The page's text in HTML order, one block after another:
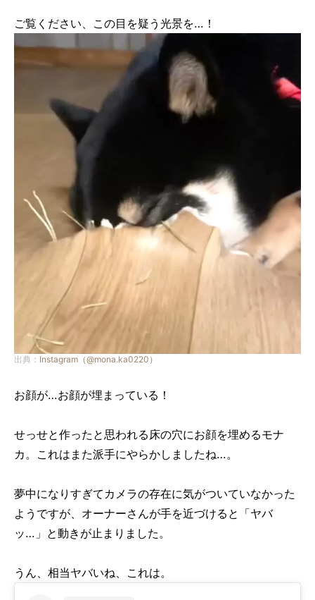
ご覧ください、この目を疑う光景を…！
出典： Instagram（@mona.ka0220）
お顔が…お顔が埋まっている！
せっせと作ったと思われる床の穴にお顔を埋めるモナ
カ。これはまた派手にやらかしましたね…。
夢中になりすぎてカメラの存在に気がついていなかった
ようですが、オーナーさんが手を近づけると「ヤバ
ッ…」と動きが止まりました。
うん、相当ヤバいね、これは。